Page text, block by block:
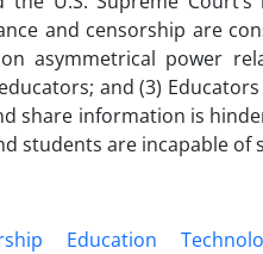
and censorship are
asymmetrical power
and (3)
share information is
students are incapable of
Education